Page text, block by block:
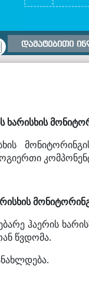
ᲓᲐᲛᲐᲢᲔᲑᲘᲗᲘ
ჰაერის
წვდომა.